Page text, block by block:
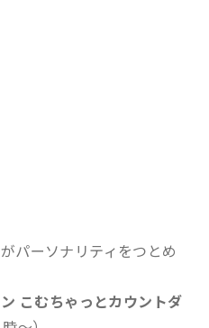
パーソナリティをつとめ
こむちゃっとカウントダ